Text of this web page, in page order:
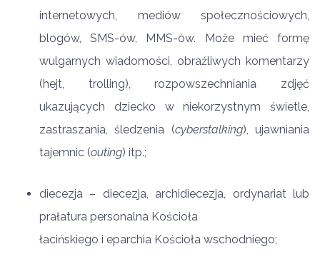
internetowych, mediów społecznościowych,
blogów, SMS-ów, MMS-ów. Może mieć formę
wulgarnych wiadomości, obraźliwych komentarzy
(hejt, trolling), rozpowszechniania zdjęć
ukazujących dziecko w niekorzystnym świetle,
zastraszania, śledzenia (cyberstalking), ujawniania
tajemnic (outing) itp.;
diecezja – diecezja, archidiecezja, ordynariat lub
prałatura personalna Kościoła
łacińskiego i eparchia Kościoła wschodniego;